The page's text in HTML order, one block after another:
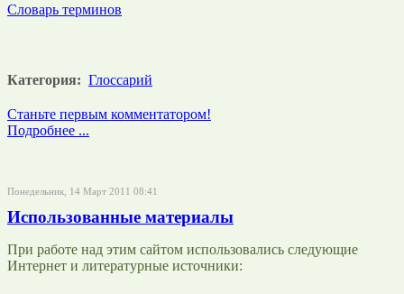
Словарь терминов
Категория: Глоссарий
Станьте первым комментатором!
Подробнее ...
Понедельник, 14 Март 2011 08:41
Использованные материалы
При работе над этим сайтом использовались следующие
Интернет и литературные источники: